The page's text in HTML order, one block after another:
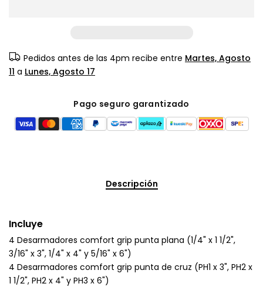
Pedidos antes de las 4pm recibe entre Martes, Agosto
11 a Lunes, Agosto 17
Pago seguro garantizado
Descripción
Incluye
4 Desarmadores comfort grip punta plana (1/4" x 1 1/2",
3/16" x 3", 1/4" x 4" y 5/16" x 6")
4 Desarmadores comfort grip punta de cruz (PH1 x 3", PH2 x
1 1/2", PH2 x 4" y PH3 x 6")